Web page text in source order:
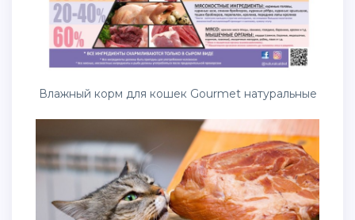
Влажный корм для кошек Gourmet натуральные